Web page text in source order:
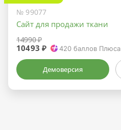
№ 99077
Сайт для продажи ткани
14990 ₽
10493 ₽ 420 баллов Плюса
Демоверсия